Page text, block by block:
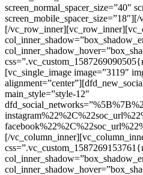
screen_normal_spacer_size=”40″
[/
[vc_single_image image=”3119″
main_style=”style-12″
[/